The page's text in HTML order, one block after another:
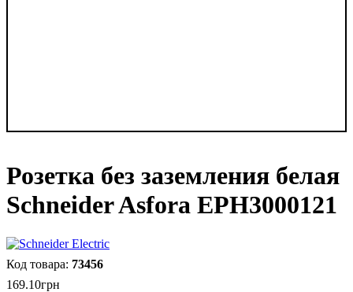
Розетка без заземления белая
Schneider Asfora EPH3000121
73456
169.10грн